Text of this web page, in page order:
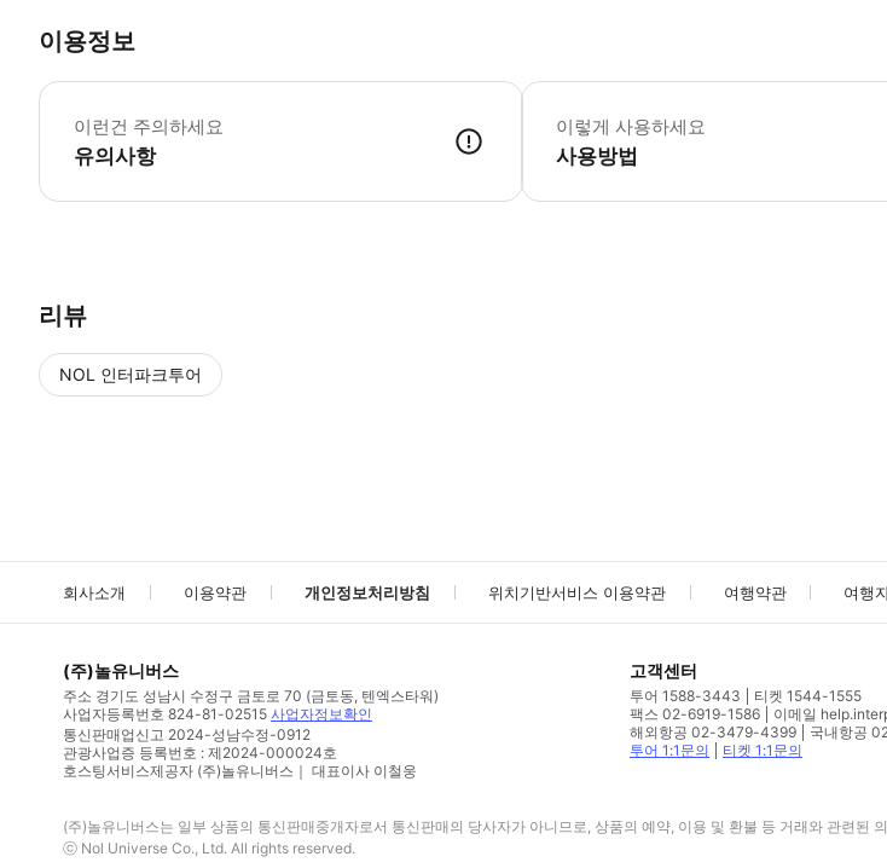
이용정보
이런건 주의하세요
유의사항
·저희 코스는 반드시 방문하시는 인원수만큼 예약
이렇게 사용하세요
사용방법
리뷰
NOL 인터파크투어
회사소개 이용약관 개인정보처리방침 위치기반서비스 이용약관 여행약관 여행
(주)놀유니버스
주소 경기도 성남시 수정구 금토로 70 (금토동, 텐엑스타워)
사업자등록번호 824-81-02515 사업자정보확인
통신판매업신고 2024-성남수정-0912
관광사업증 등록번호 : 제2024-000024호
호스팅서비스제공자 (주)놀유니버스｜ 대표이사 이철웅
고객센터
투어 1588-3443
티켓 1544-1555
팩스 02-6919-1586
이메일
해외항공 02-3479-4399
국내항공
투어 1:1문의
티켓 1:1문의
(주)놀유니버스는 일부 상품의 통신판매중개자로서 통신판매의 당사자가 아니므로, 상품의 예약, 이용 및 환불 등 거래와 관련된
ⓒ Nol Universe Co., Ltd. All rights reserved.